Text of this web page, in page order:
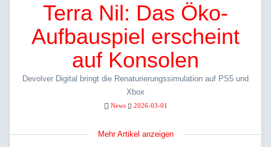
Terra Nil: Das Öko-
Aufbauspiel erscheint
auf Konsolen
Devolver Digital bringt die Renaturierungssimulation auf PS5 und
Xbox
News 2026-03-01
Mehr Artikel anzeigen